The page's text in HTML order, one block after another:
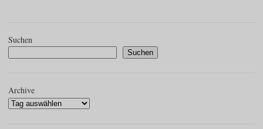
Suchen
Suchen
Archive